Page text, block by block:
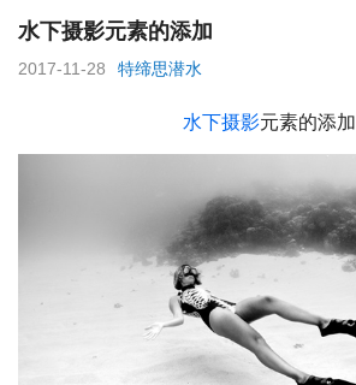
水下摄影元素的添加
2017-11-28 特缔思潜水
水下摄影元素的添加